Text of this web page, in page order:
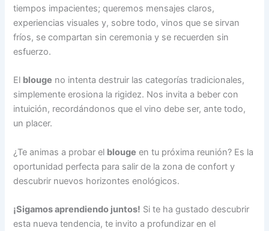
tiempos impacientes; queremos mensajes claros,
experiencias visuales y, sobre todo, vinos que se sirvan
fríos, se compartan sin ceremonia y se recuerden sin
esfuerzo.
El blouge no intenta destruir las categorías tradicionales,
simplemente erosiona la rigidez. Nos invita a beber con
intuición, recordándonos que el vino debe ser, ante todo,
un placer.
¿Te animas a probar el blouge en tu próxima reunión? Es la
oportunidad perfecta para salir de la zona de confort y
descubrir nuevos horizontes enológicos.
¡Sigamos aprendiendo juntos! Si te ha gustado descubrir
esta nueva tendencia, te invito a profundizar en el